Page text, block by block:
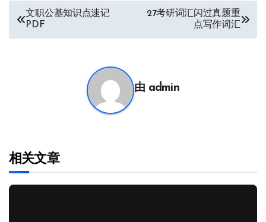
文职公基知识点速记
PDF
27考研词汇闪过真题重
点写作词汇
由 admin
相关文章